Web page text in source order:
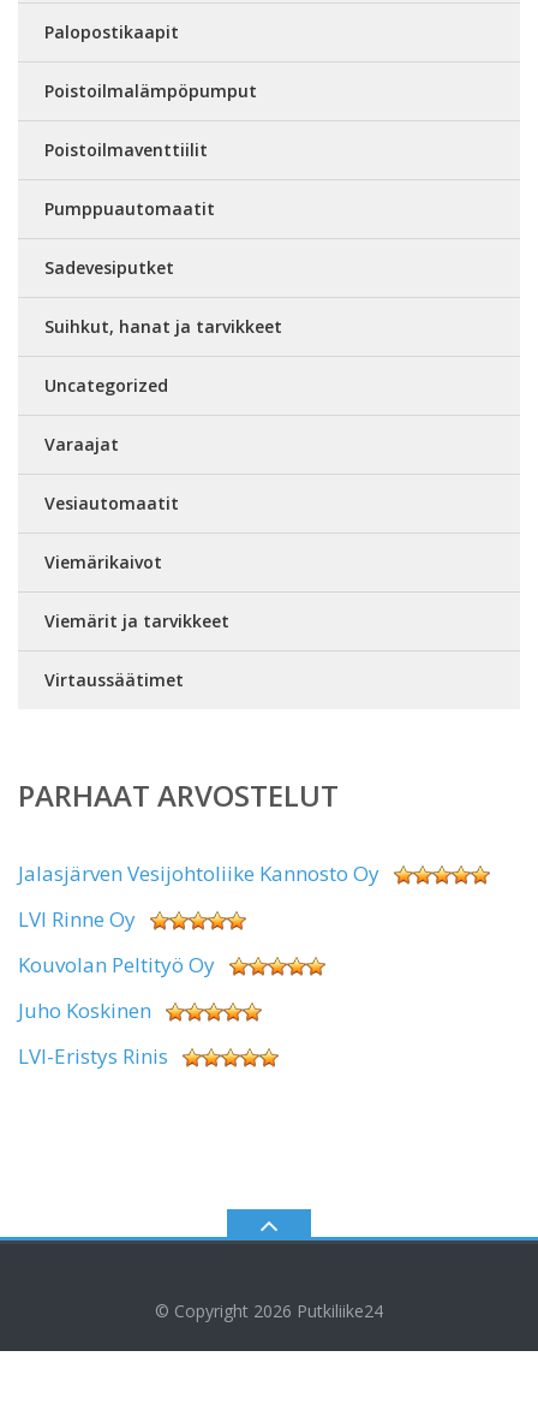
Palopostikaapit
Poistoilmalämpöpumput
Poistoilmaventtiilit
Pumppuautomaatit
Sadevesiputket
Suihkut, hanat ja tarvikkeet
Uncategorized
Varaajat
Vesiautomaatit
Viemärikaivot
Viemärit ja tarvikkeet
Virtaussäätimet
PARHAAT ARVOSTELUT
Jalasjärven Vesijohtoliike Kannosto Oy
LVI Rinne Oy
Kouvolan Peltityö Oy
Juho Koskinen
LVI-Eristys Rinis
© Copyright 2026 Putkiliike24